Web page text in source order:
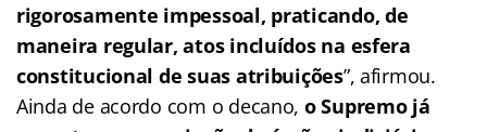
rigorosamente impessoal, praticando, de
maneira regular, atos incluídos na esfera
constitucional de suas atribuições”, afirmou.
Ainda de acordo com o decano, o Supremo já